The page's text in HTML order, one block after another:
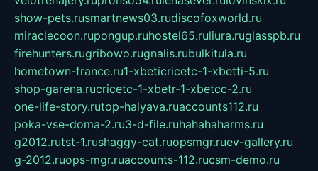
show-pets.rusmartnews03.rudiscofoxworld.ru
miraclecoon.rupongup.ruhostel65.ruliura.ruglasspb.ru
firehunters.rugribowo.rugnalis.rubulkitula.ru
hometown-france.ru1-xbeticricetc-1-xbetti-5.ru
shop-garena.rucricetc-1-xbetr-1-xbetcc-2.ru
one-life-story.rutop-halyava.ruaccounts112.ru
poka-vse-doma-2.ru3-d-file.ruhahahaharms.ru
g2012.rutst-1.rushaggy-cat.ruopsmgr.ruev-gallery.ru
g-2012.ruops-mgr.ruaccounts-112.rucsm-demo.ru